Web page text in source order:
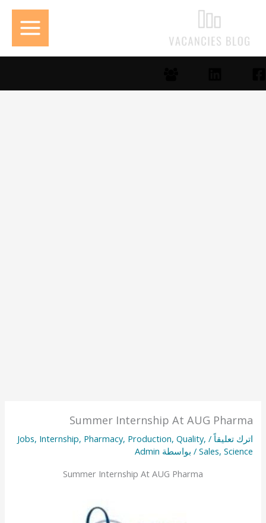
المحتوى
Summer Internship At AUG Pharma
اترك تعليقاً /
Jobs, Internship, Pharmacy, Production, Quality,
Sales, Science / بواسطة Admin
Summer Internship At AUG Pharma